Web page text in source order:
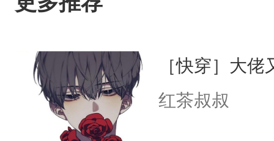
［快穿］大
红茶叔叔